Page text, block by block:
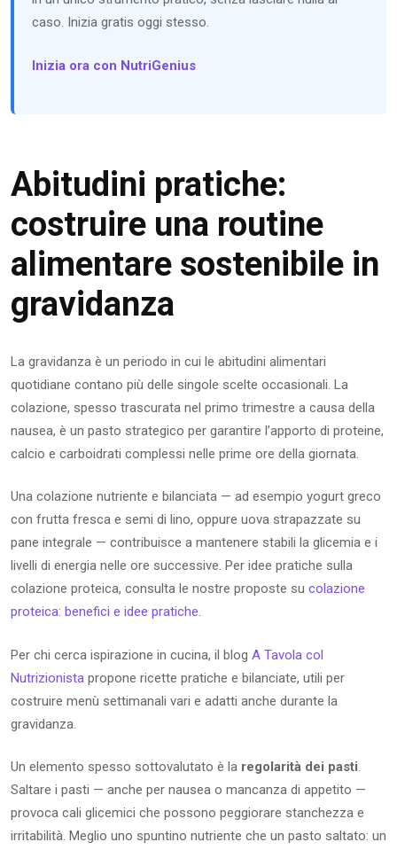
caso. Inizia gratis oggi stesso.
Inizia ora con NutriGenius
Abitudini pratiche:
costruire una routine
alimentare sostenibile in
gravidanza
La gravidanza è un periodo in cui le abitudini alimentari
quotidiane contano più delle singole scelte occasionali. La
colazione, spesso trascurata nel primo trimestre a causa della
nausea, è un pasto strategico per garantire l’apporto di proteine,
calcio e carboidrati complessi nelle prime ore della giornata.
Una colazione nutriente e bilanciata — ad esempio yogurt greco
con frutta fresca e semi di lino, oppure uova strapazzate su
pane integrale — contribuisce a mantenere stabili la glicemia e i
livelli di energia nelle ore successive. Per idee pratiche sulla
colazione proteica, consulta le nostre proposte su colazione
proteica: benefici e idee pratiche.
Per chi cerca ispirazione in cucina, il blog A Tavola col
Nutrizionista propone ricette pratiche e bilanciate, utili per
costruire menù settimanali vari e adatti anche durante la
gravidanza.
Un elemento spesso sottovalutato è la regolarità dei pasti.
Saltare i pasti — anche per nausea o mancanza di appetito —
provoca cali glicemici che possono peggiorare stanchezza e
irritabilità. Meglio uno spuntino nutriente che un pasto saltato: un